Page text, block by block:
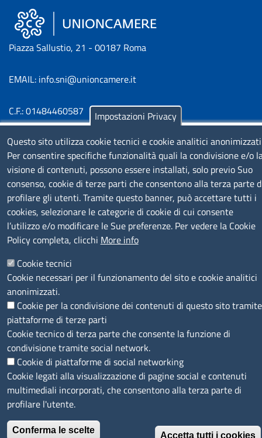
Piazza Sallustio, 21 - 00187 Roma
EMAIL: info.sni@unioncamere.it
C.F.: 01484460587
P.Iva: 01000211001
SERVIZIO REALIZZATO DA
SEGUICI SU
MENÙ PRIVACY
Note legali Privacy e cookie policy Accesso riservato
© 2023 SNI Servizio Nuove Imprese
Impostazioni Privacy
Questo sito utilizza cookie tecnici e cookie analitici
Per consentire specifiche funzionalità quali la condivisione e/o
visione di contenuti, possono essere installati, solo previo Suo
consenso, cookie di terze parti che consentono alla terza parte
profilare gli utenti. Tramite questo banner, può accettare tutti i
cookies, selezionare le categorie di cookie di cui consente
l’utilizzo e/o modificare le Sue preferenze. Per vedere la Cookie
Policy completa, clicchi More info
Cookie tecnici
Cookie necessari per il funzionamento del sito e cookie analitici
anonimizzati.
Cookie per la condivisione dei contenuti di questo sito tramite
piattaforme di terze parti
Cookie tecnico di terza parte che consente la funzione di
condivisione tramite social network.
Cookie di piattaforme di social networking
Cookie legati alla visualizzazione di pagine social e contenuti
multimediali incorporati, che consentono alla terza parte di
profilare l'utente.
Conferma le scelte
Accetta tutti i cookies